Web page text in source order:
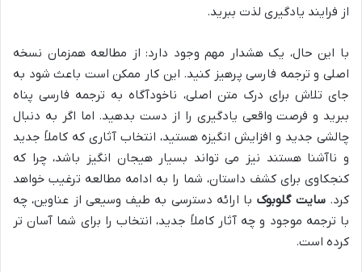
از فرایند یادگیری لذت ببرید.
با این حال، یک هشدار مهم وجود دارد: از مطالعه همزمان نسخه
اصلی و ترجمه فارسی پرهیز کنید. این کار ممکن است باعث شود به
جای تلاش برای درک متن اصلی، ناخودآگاه به ترجمه فارسی پناه
ببرید و فرصت واقعی یادگیری را از دست بدهید. اما اگر به دنبال
چالشی جدید و افزایش انگیزه هستید، انتخاب آثاری که کاملاً جدید
و ناآشنا هستند نیز می تواند بسیار هیجان انگیز باشد، چرا که
کنجکاوی برای کشف داستان، شما را به ادامه مطالعه ترغیب خواهد
کرد.سایت گلوبوک با ارائه دسترسی به طیف وسیعی از عناوین، چه
با ترجمه موجود و چه آثار کاملاً جدید، انتخاب را برای شما آسان تر
کرده است.